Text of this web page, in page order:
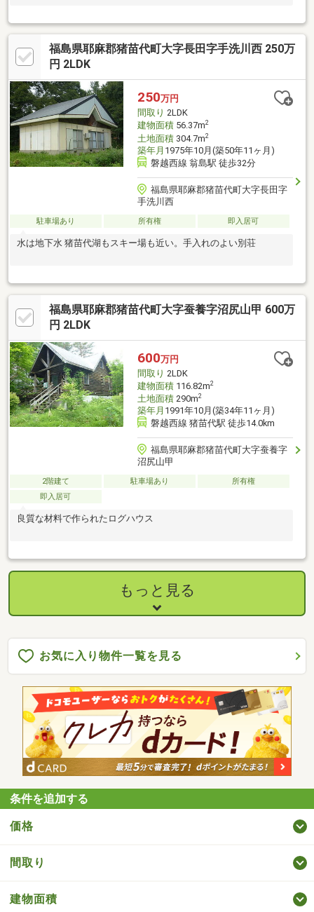
福島県耶麻郡猪苗代町大字長田字手洗川西 250万
円 2LDK
250万円
間取り 2LDK
建物面積56.37m2
土地面積304.7m2
築年月 1975年10月(築50年11ヶ月)
磐越西線 翁島駅 徒歩32分
福島県耶麻郡猪苗代町大字長田字
手洗川西
駐車場あり 所有権 即入居可
水は地下水 猪苗代湖もスキー場も近い。手入れのよい別荘
福島県耶麻郡猪苗代町大字蚕養字沼尻山甲 600万
円 2LDK
600万円
間取り 2LDK
建物面積116.82m2
土地面積290m2
築年月 1991年10月(築34年11ヶ月)
磐越西線 猪苗代駅 徒歩14.0km
福島県耶麻郡猪苗代町大字蚕養字
沼尻山甲
2階建て 駐車場あり
所有権
即入居可
良質な材料で作られたログハウス
もっと見る
お気に入り物件一覧を見る
条件を追加する
価格
間取り
建物面積